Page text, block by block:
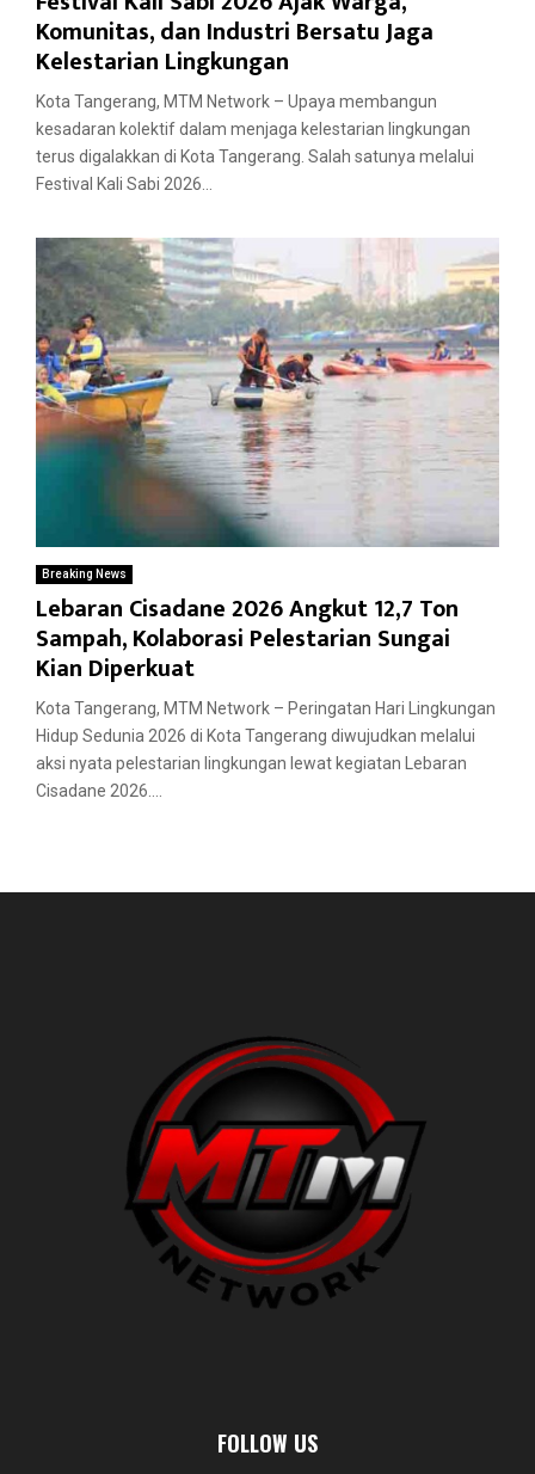
Komunitas, dan Industri Bersatu Jaga
Kelestarian Lingkungan
Kota Tangerang, MTM Network – Upaya membangun
kesadaran kolektif dalam menjaga kelestarian lingkungan
terus digalakkan di Kota Tangerang. Salah satunya melalui
Festival Kali Sabi 2026...
Breaking News
Lebaran Cisadane 2026 Angkut 12,7 Ton
Sampah, Kolaborasi Pelestarian Sungai
Kian Diperkuat
Kota Tangerang, MTM Network – Peringatan Hari Lingkungan
Hidup Sedunia 2026 di Kota Tangerang diwujudkan melalui
aksi nyata pelestarian lingkungan lewat kegiatan Lebaran
Cisadane 2026....
FOLLOW US